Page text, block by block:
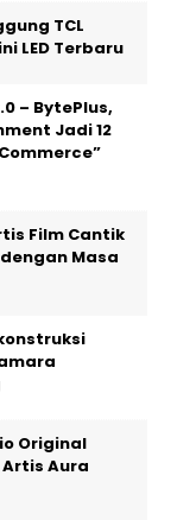
TCL
LED Terbaru
– BytePlus,
Jadi 12
Film Cantik
Masa
Original
Artis Aura